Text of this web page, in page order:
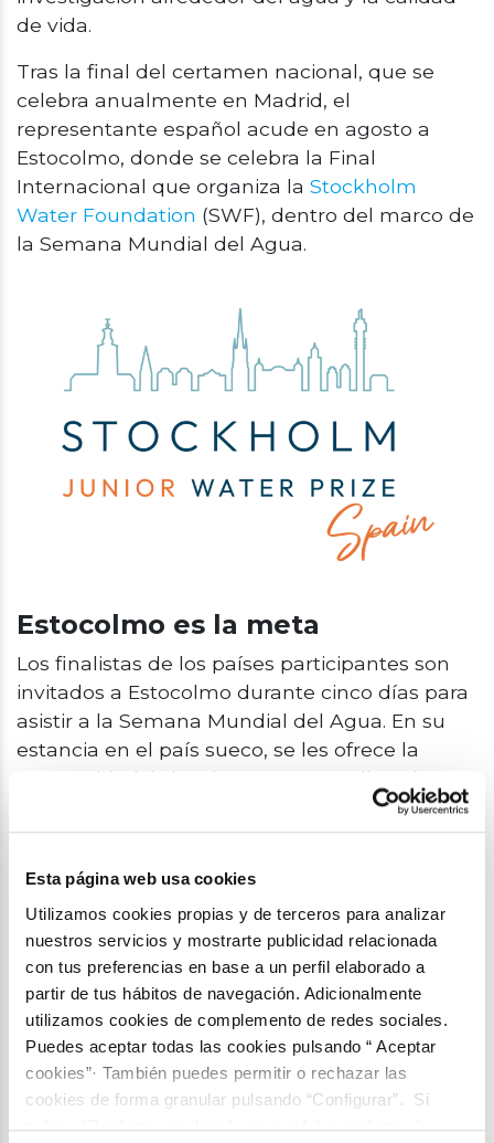
Esta página web usa cookies
Utilizamos cookies propias y de terceros para analizar
nuestros servicios y mostrarte publicidad relacionada
con tus preferencias en base a un perfil elaborado a
partir de tus hábitos de navegación. Adicionalmente
utilizamos cookies de complemento de redes sociales.
Puedes aceptar todas las cookies pulsando “ Aceptar
cookies”· También puedes permitir o rechazar las
cookies de forma granular pulsando “Configurar”. Si
pulsas “Rechazar cookies”, equivaldrá a rechazar la
de vida.
Tras la final del certamen nacional, que se
celebra anualmente en Madrid, el
representante español acude en agosto a
Estocolmo, donde se celebra la Final
Internacional que organiza la Stockholm
Water Foundation (SWF), dentro del marco de
la Semana Mundial del Agua.
Estocolmo es la meta
Los finalistas de los países participantes son
invitados a Estocolmo durante cinco días para
asistir a la Semana Mundial del Agua. En su
estancia en el país sueco, se les ofrece la
oportunidad única de presentar y discutir sus
proyectos con una amplia variedad de
expertos y asistentes a la conferencia
Los finalistas del Stockholm Junior Water Prize
también están invitados a unirse a WaterTank.
A través de esta red, pueden conectarse y
colaborar entre sí y con mentores expertos y
asesores de organizaciones líderes en el
sector del agua. El objetivo es ayudar a estas
mentes brillantes a avanzar en sus proyectos,
así como mantenerlas comprometidos con el